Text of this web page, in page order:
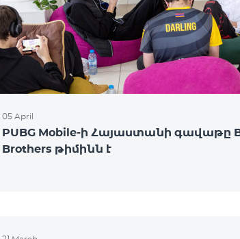
05 April
PUBG Mobile-ի Հայաստանի գավաթը
Brothers թիմինն է